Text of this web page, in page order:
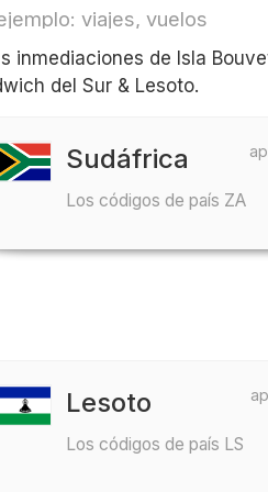
viajes, vuelos
inmediaciones de Isla
del Sur & Lesoto.
Sudáfrica
Los códigos de país ZA
Lesoto
Los códigos de país LS